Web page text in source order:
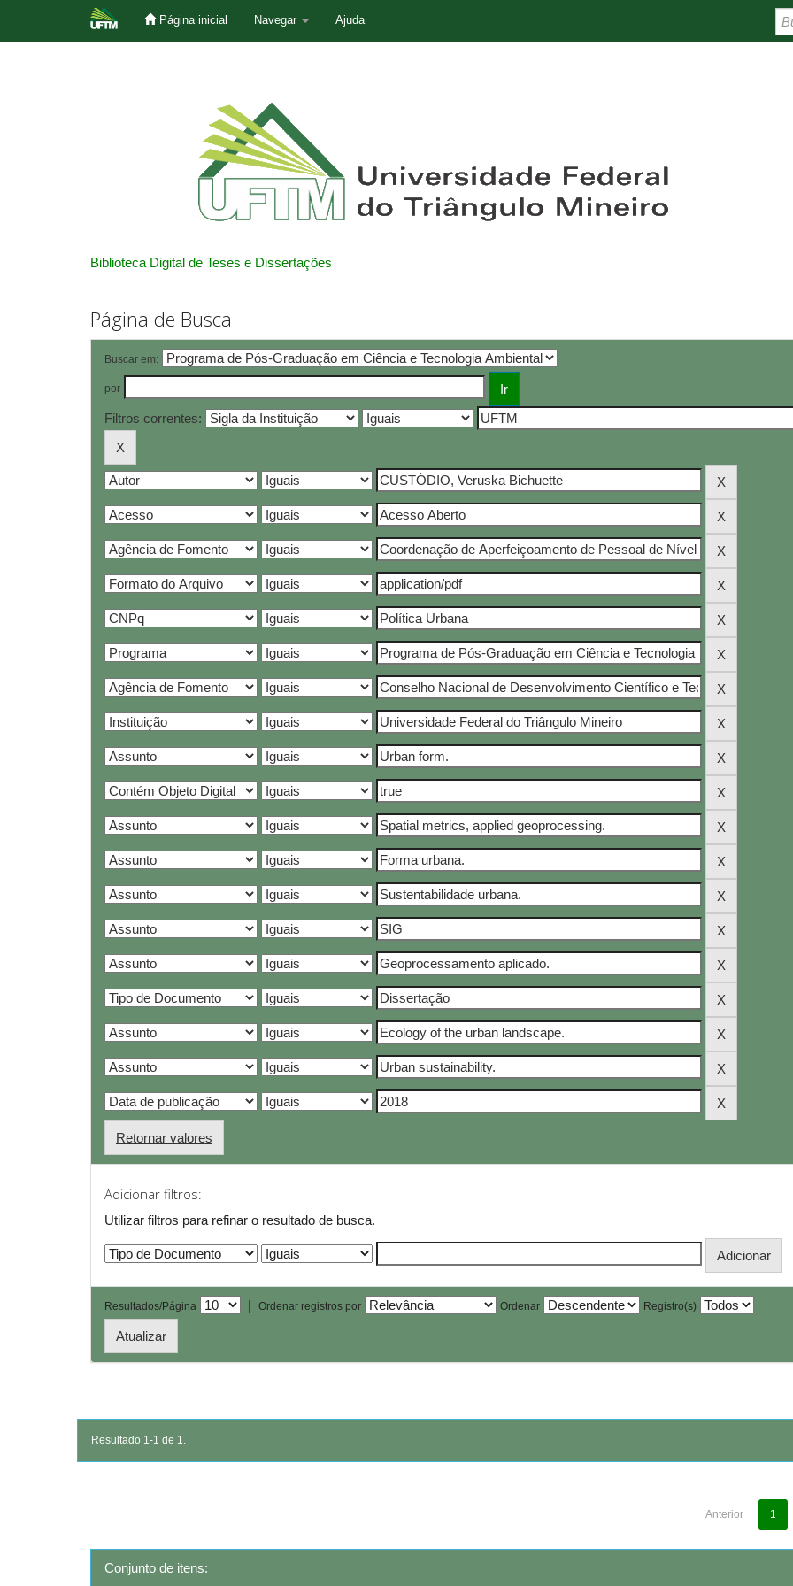
Página inicial Navegar Ajuda
Biblioteca Digital de Teses e Dissertações
Página de Busca
Buscar em:
por
Filtros correntes:
Retornar valores
Adicionar filtros:
Utilizar filtros para refinar o resultado de busca.
Resultados/Página | Ordenar registros por Ordenar Registro(s)
Resultado 1-1 de 1.
Anterior 1
Conjunto de itens: